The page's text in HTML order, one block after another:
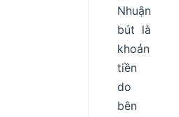
Nhuận
bút là
khoản
tiền
do
bên